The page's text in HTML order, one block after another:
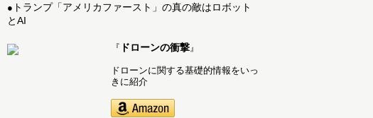
● トランプ「アメリカファースト」の真の敵はロボット
とAI
『 ドローンの衝撃』
ドローンに関する基礎的情報をいっ
きに紹介